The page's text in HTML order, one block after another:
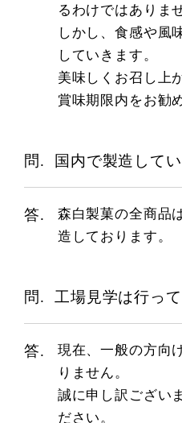
るわけではありま
しかし、食感や風
していきます。
美味しくお召し上
賞味期限内をお勧
国内で製造して
森白製菓の全商品
造しております。
工場見学は行っ
現在、一般の方向
りません。
誠に申し訳ござい
ださい。